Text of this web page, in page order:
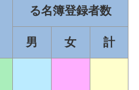
る名簿登録者数
男 女 計